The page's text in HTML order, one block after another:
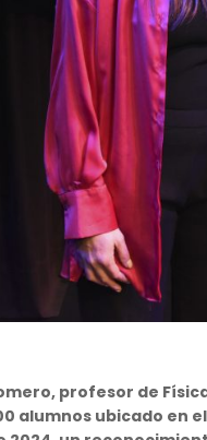
profesor de
alumnos ubicado en